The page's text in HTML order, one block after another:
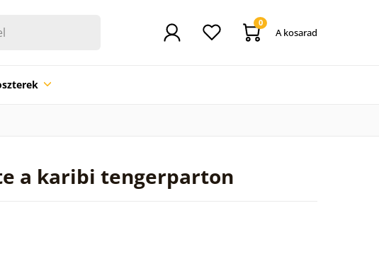
0
A kosarad
a karibi tengerparton